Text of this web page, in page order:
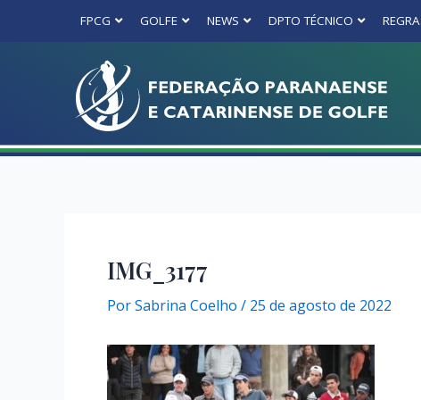
FPCG GOLFE NEWS DPTO TÉCNICO
IMG_3177
PorSabrina Coelho / 25 de agosto de 2022